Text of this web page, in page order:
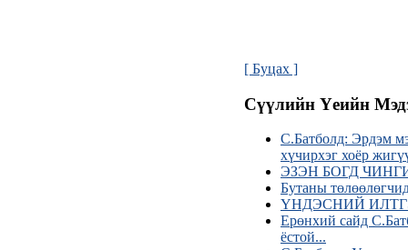
[ Буцах ]
Сүүлийн Үеийн
С.Батболд: Эрдэм
хүчирхэг хоёр
ЭЗЭН БОГД
Бутаны
ҮНДЭСНИЙ
Ерөнхий сайд
ёстой...